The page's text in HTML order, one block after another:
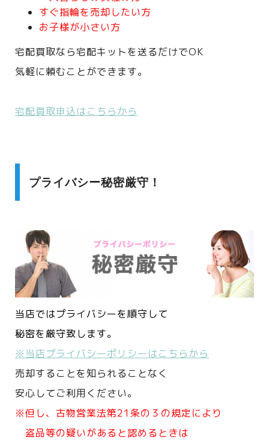
すぐ指輪を売却したい方
お子様が小さい方
宅配買取なら宅配キットを送るだけでOK
気軽に頼むことができます。
宅配買取申込はこちらから
プライバシー秘密厳守！
当店ではプライバシーを順守して
秘密を厳守致します。
※当店プライバシーポリシーはこちらから
売却することを知られることなく
安心してご利用ください。
※但し、古物営業法第21条の３の規定により
盗品等の疑いがあると認めるときは